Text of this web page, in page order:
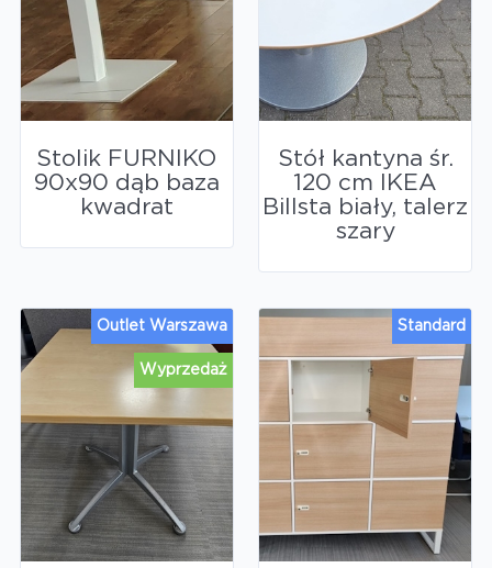
Stolik FURNIKO
90x90 dąb baza
kwadrat
Stół kantyna śr.
120 cm IKEA
Billsta biały, talerz
szary
Wyprzedaż
Outlet Warszawa Standard